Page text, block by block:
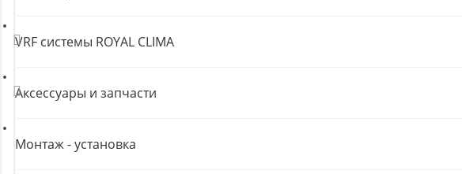
VRF системы ROYAL CLIMA
Аксессуары и запчасти
Монтаж - установка